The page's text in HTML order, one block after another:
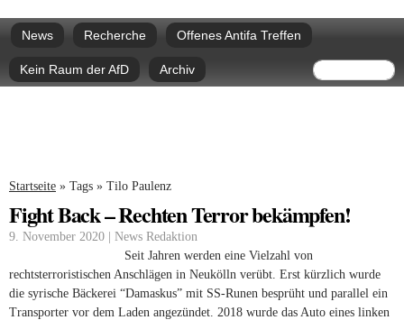
zum
Hauptmenü
News Recherche Offenes Antifa Treffen
Kein Raum der AfD Archiv Suche
Sie sind hier
Startseite » Tags » Tilo Paulenz
Fight Back – Rechten Terror bekämpfen!
9. November 2020 | News Redaktion
Seit Jahren werden eine Vielzahl von
rechtsterroristischen Anschlägen in Neukölln verübt. Erst kürzlich wurde
die syrische Bäckerei “Damaskus” mit SS-Runen besprüht und parallel ein
Transporter vor dem Laden angezündet. 2018 wurde das Auto eines linken